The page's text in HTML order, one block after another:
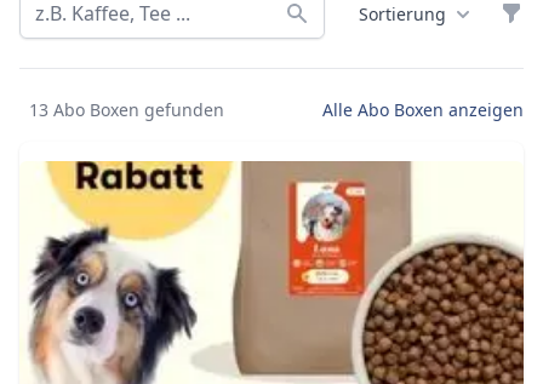
Sortierung
Abo Boxen
13 Abo Boxen gefunden Alle Abo Boxen anzeigen